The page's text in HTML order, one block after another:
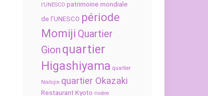
l’UNESCO patrimoine mondiale
de l’UNESCO période
Momiji Quartier
Gion quartier
Higashiyama quartier
Nishijin quartier Okazaki
Restaurant Kyoto rivière